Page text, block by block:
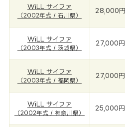
WiLL サイファ
（2002年式 / 石川県）
28,000円
WiLL サイファ
（2003年式 / 茨城県）
27,000円
WiLL サイファ
（2003年式 / 福岡県）
27,000円
WiLL サイファ
（2002年式 / 神奈川県）
25,000円